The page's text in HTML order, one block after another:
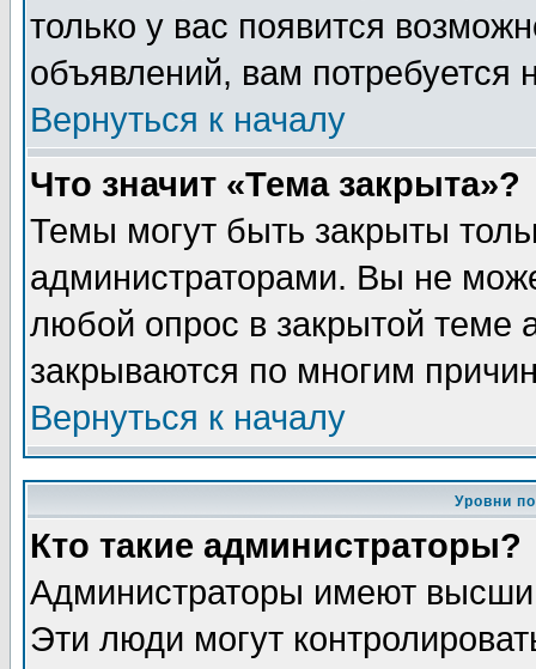
только у вас появится
объявлений, вам потребуется
Вернуться к началу
Что значит «Тема закрыта»?
Темы могут быть закрыты
администраторами. Вы не
любой опрос в закрытой теме
закрываются по многим
Вернуться к началу
Уровни
Кто такие администраторы?
Администраторы имеют
Эти люди могут